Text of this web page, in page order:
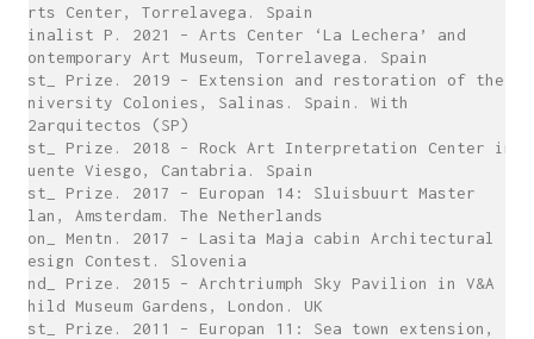
Arts Center, Torrelavega. Spain
Finalist P. 2021 – Arts Center ‘La Lechera’ and
Contemporary Art Museum, Torrelavega. Spain
1st_ Prize. 2019 – Extension and restoration of the
University Colonies, Salinas. Spain. With
Z2arquitectos (SP)
1st_ Prize. 2018 – Rock Art Interpretation Center in
Puente Viesgo, Cantabria. Spain
1st_ Prize. 2017 – Europan 14: Sluisbuurt Master
Plan, Amsterdam. The Netherlands
Hon_ Mentn. 2017 – Lasita Maja cabin Architectural
Design Contest. Slovenia
2nd_ Prize. 2015 – Archtriumph Sky Pavilion in V&A
Child Museum Gardens, London. UK
1st_ Prize. 2011 – Europan 11: Sea town extension,